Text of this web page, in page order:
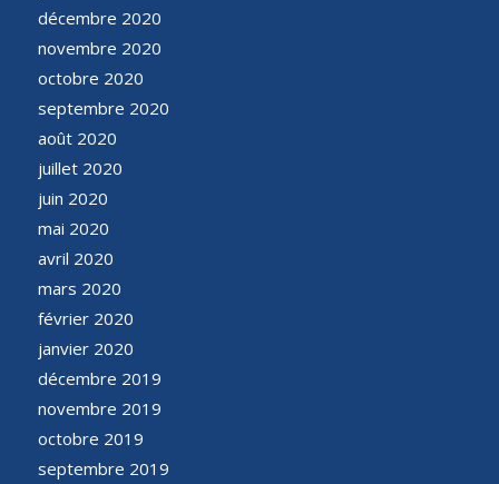
décembre 2020
novembre 2020
octobre 2020
septembre 2020
août 2020
juillet 2020
juin 2020
mai 2020
avril 2020
mars 2020
février 2020
janvier 2020
décembre 2019
novembre 2019
octobre 2019
septembre 2019